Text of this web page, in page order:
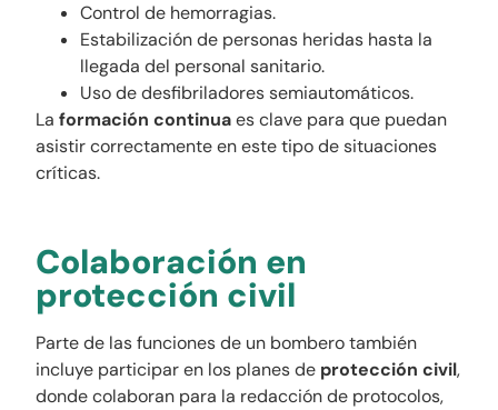
Control de hemorragias.
Estabilización de personas heridas hasta la
llegada del personal sanitario.
Uso de desfibriladores semiautomáticos.
Laformación continuaes clave para que puedan
asistir correctamente en este tipo de situaciones
críticas.
Colaboración en
protección civil
Parte de las funciones de un bombero también
incluye participar en los planes de protección civil,
donde colaboran para la redacción de protocolos,